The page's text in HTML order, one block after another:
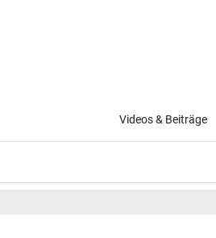
Videos & Beiträge